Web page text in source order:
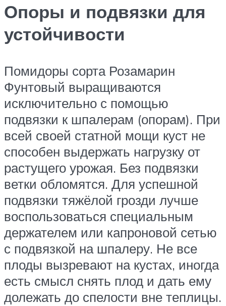
Опоры и подвязки для
устойчивости
Помидоры сорта Розамарин
Фунтовый выращиваются
исключительно с помощью
подвязки к шпалерам (опорам). При
всей своей статной мощи куст не
способен выдержать нагрузку от
растущего урожая. Без подвязки
ветки обломятся. Для успешной
подвязки тяжёлой грозди лучше
воспользоваться специальным
держателем или капроновой сетью
с подвязкой на шпалеру. Не все
плоды вызревают на кустах, иногда
есть смысл снять плод и дать ему
долежать до спелости вне теплицы.